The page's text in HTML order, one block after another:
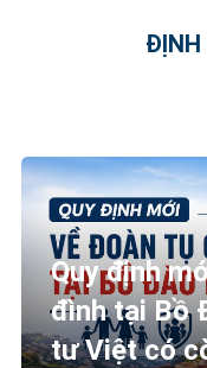
ĐỊNH
Quy định
đình tại Bồ
tư Việt có